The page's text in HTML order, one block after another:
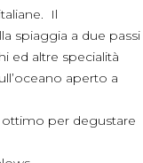
Il
spiaggia a due passi
ed altre specialità
aperto a
ottimo per degustare